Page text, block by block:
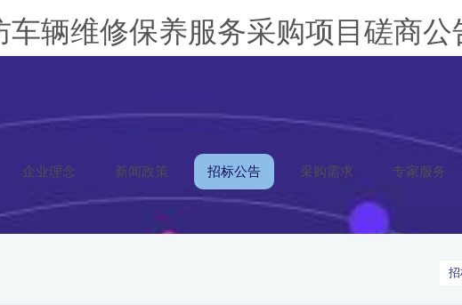
辆维修保养服务采购项目磋商公
企业理念 新闻政策 招标公告 采购需求 专家服务